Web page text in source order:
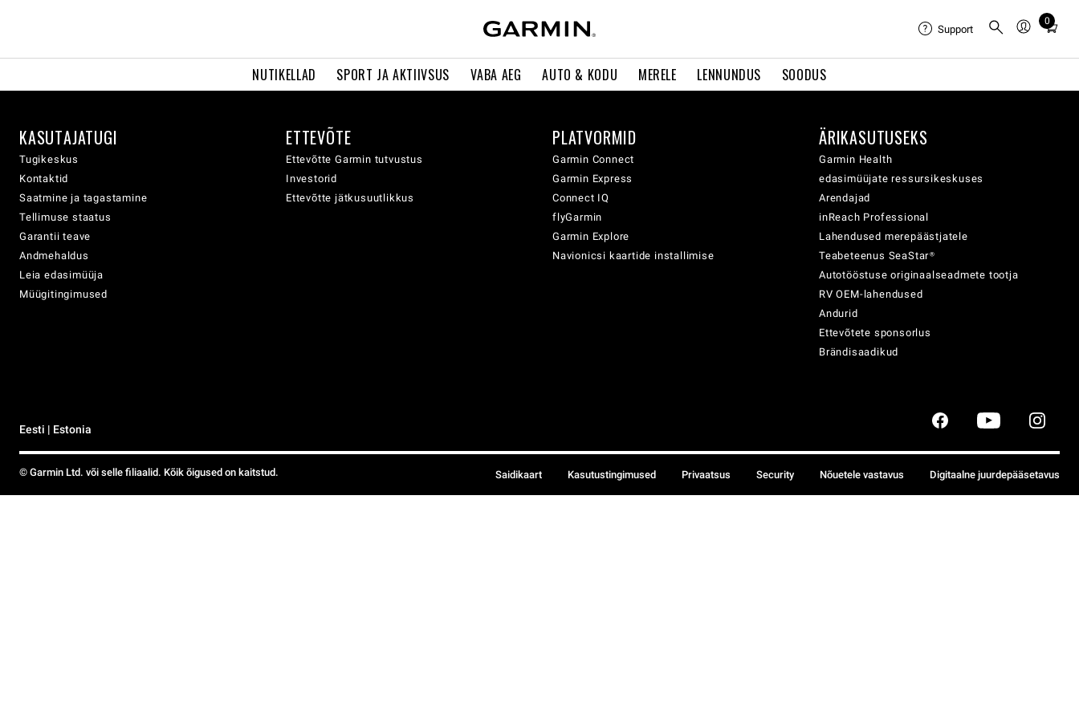
NUTIKELLAD SPORT JA AKTIIVSUS VABA AEG AUTO & KODU MERELE LENNUNDUS SOODUS
Support
0
Total
cart:
KASUTAJATUGI
Tugikeskus
Kontaktid
Saatmine ja tagastamine
Tellimuse staatus
Garantii teave
Andmehaldus
Leia edasimüüja
Müügitingimused
ETTEVÕTE
Ettevõtte Garmin tutvustus
Investorid
Ettevõtte jätkusuutlikkus
PLATVORMID
Garmin Connect
Garmin Express
Connect IQ
flyGarmin
Garmin Explore
Navionicsi kaartide installimise
ÄRIKASUTUSEKS
Garmin Health
edasimüüjate ressursikeskuses
Arendajad
inReach Professional
Lahendused merepäästjatele
Teabeteenus SeaStar®
Autotööstuse originaalseadmete tootja
RV OEM-lahendused
Andurid
Ettevõtete sponsorlus
Brändisaadikud
Eesti | Estonia
© Garmin Ltd. või selle filiaalid. Kõik õigused on kaitstud. Saidikaart Kasutustingimused Privaatsus Security Nõuetele vastavus Digitaalne juurdepääsetavus